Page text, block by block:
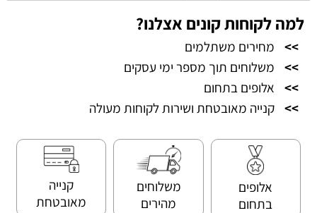
למה לקוחות קונים אצלנו?
>>
מחירים משתלמים
>>
משלוחים תוך מספר ימי עסקים
>>
אלופים בתחום
>> קנייה מאובטחת ושירות לקוחות מעולה
אלופים
בתחום
משלוחים
מהירים
קנייה
מאובטחת